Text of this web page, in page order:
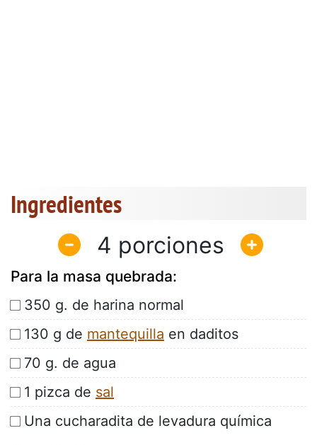
Ingredientes
4
Para la masa quebrada:
350 g. de harina normal
130 g de mantequilla en daditos
70 g. de agua
1 pizca de sal
Una cucharadita de levadura química